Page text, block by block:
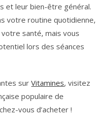
et leur bien-être général.
votre routine quotidienne,
santé, mais vous
lors des séances
surVitamines, visitez
populaire de
vous d’acheter !